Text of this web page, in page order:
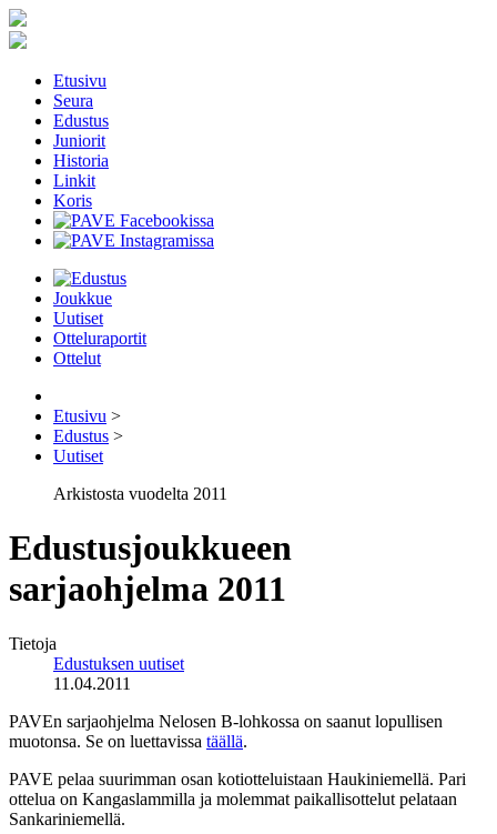
Etusivu
Seura
Edustus
Juniorit
Historia
Linkit
Koris
Joukkue
Uutiset
Otteluraportit
Ottelut
Etusivu >
Edustus >
Uutiset
Arkistosta vuodelta 2011
Edustusjoukkueen
sarjaohjelma 2011
Tietoja
Edustuksen uutiset
11.04.2011
PAVEn sarjaohjelma Nelosen B-lohkossa on saanut lopullisen
muotonsa. Se on luettavissa täällä.
PAVE pelaa suurimman osan kotiotteluistaan Haukiniemellä. Pari
ottelua on Kangaslammilla ja molemmat paikallisottelut pelataan
Sankariniemellä.